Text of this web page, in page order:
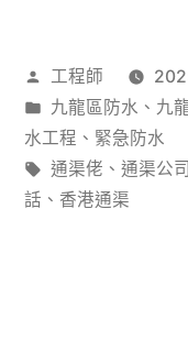
你
一
招
搞
程
驗
收
攻
作
者：
工程師
分
類：
九龍區防水 、 九
水工程 、 緊急防水
標
籤:
通渠佬 、 通渠公司
話 、 香港通渠